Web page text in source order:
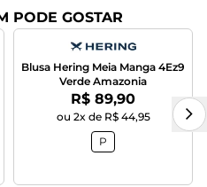
PODE GOSTAR
Blusa Hering Meia Manga 4Ez9
Verde Amazonia
Por:
R$ 89,90
ou 2x de R$ 44,95
P